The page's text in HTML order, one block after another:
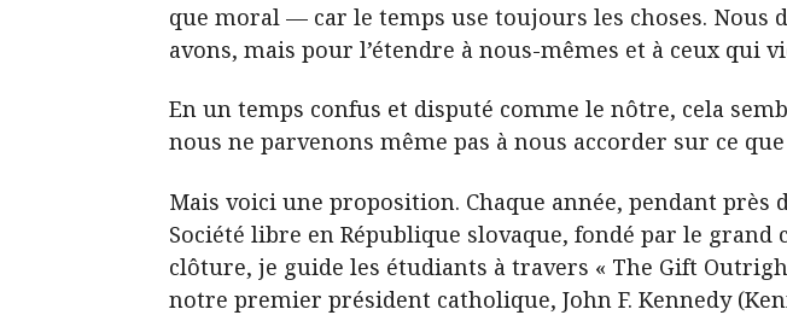
que moral — car le temps use toujours les choses.
avons, mais pour l’étendre à nous-mêmes et à ceux qui
En un temps confus et disputé comme le nôtre, cela
nous ne parvenons même pas à nous accorder sur ce
Mais voici une proposition. Chaque année, pendant près
Société libre en République slovaque, fondé par le
clôture, je guide les étudiants à travers « The Gift
notre premier président catholique, John F. Kennedy